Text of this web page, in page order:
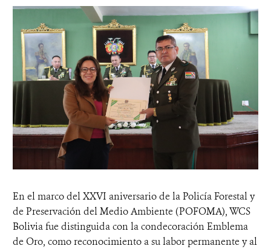
En el marco del XXVI aniversario de la Policía Forestal y
de Preservación del Medio Ambiente (POFOMA), WCS
Bolivia fue distinguida con la condecoración Emblema
de Oro, como reconocimiento a su labor permanente y al